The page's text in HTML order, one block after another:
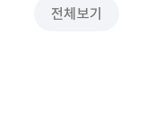
전체보기